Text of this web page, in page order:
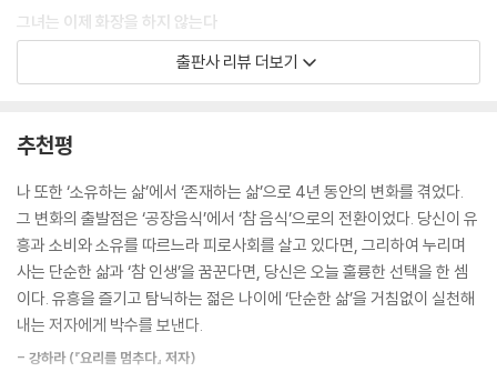
나의 식탁은 더욱더 간소해졌다. 반찬 가짓수가 많지 않아도 충분했고, 요
리가 귀찮으면 하지 않아도 되었다. 삶은 고구마, 찐 단호박은 훌륭한 한 끼
식사가 된다. 과일은 물에 씻어서 먹으면 끝이다. 자연식물식 중에서 내가
가장 좋아하는 요리는 현미밥 가득 넣은 현미 김밥이다. 우리 집에는 김을
는 대로 산다. . 단순해질수록 건강하고 편한 식사라는 깨달음이 온 탓이다.
러시아에서 과일을 실컷 먹으며 보냈던 여행은 앞으로 내가 살아가고 싶은
인생의 방향을 알려주었다. 어딜 가든 그 나라의 제철과일만 있으면 즐겁
게 여행할 수 있겠구나. 많은 돈도, 기념품도, 많은 짐도 필요 없이 그냥 그
렇게 단순하게 살 수 있겠구나. 많은 것을 원하지 않아도 잘 살아갈 수 있겠
다는 생각이 들자 나는 더 자유로워지기 시작했고 내가 더 사랑스러워졌
다.
그녀는 이제 화장을 하지 않는다
자연식물식(과일과 채소와 곡물을 위주로 먹는 채식)을 실천한 이후 몸이
들고... 코와 턱에 분칠을 하고 새빨간 립스틱을 발랐는지. 왜 나의 진짜 모
습을 가리려고 했던 것일까. 왜 남에게 잘 보여야 나를 사랑할 수 있었던 것
일까.”
쓰레기 더미에서 탈출하는 법
냉장고를 열어보시라. 먹다 남은 음식들이 쏟아져 나온다. 옷장을 열어보
해결될까? 1년 후면 또 다시 쌓일 것은 자명한 이치다. 당신의 영혼이 변하
출판사 리뷰 더보기
추천평
나 또한 ‘소유하는 삶’에서 ‘존재하는 삶’으로 4년 동안의 변화를 겪었다.
그 변화의 출발점은 ‘공장음식’에서 ‘참 음식’으로의 전환이었다. 당신이 유
흥과 소비와 소유를 따르느라 피로사회를 살고 있다면, 그리하여 누리며
사는 단순한 삶과 ‘참 인생’을 꿈꾼다면, 당신은 오늘 훌륭한 선택을 한 셈
이다. 유흥을 즐기고 탐닉하는 젊은 나이에 ‘단순한 삶’을 거침없이 실천해
내는 저자에게 박수를 보낸다.
- 강하라 (『요리를 멈추다』 저자)